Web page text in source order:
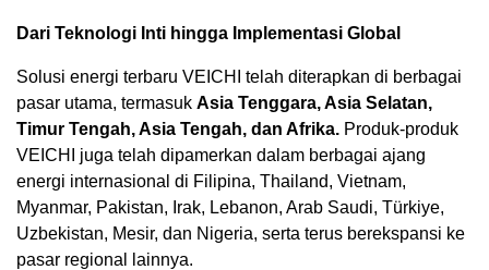
Dari Teknologi Inti hingga Implementasi Global
Solusi energi terbaru VEICHI telah diterapkan di berbagai
pasar utama, termasuk Asia Tenggara, Asia Selatan,
Timur Tengah, Asia Tengah, dan Afrika. Produk-produk
VEICHI juga telah dipamerkan dalam berbagai ajang
energi internasional di Filipina, Thailand, Vietnam,
Myanmar, Pakistan, Irak, Lebanon, Arab Saudi, Türkiye,
Uzbekistan, Mesir, dan Nigeria, serta terus berekspansi ke
pasar regional lainnya.